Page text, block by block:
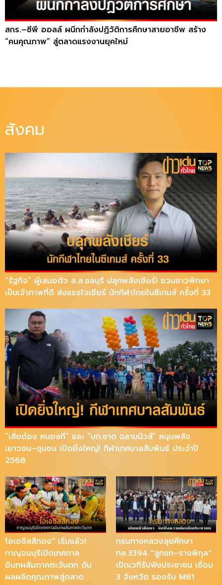
สกร.–ซีพี ออลล์ ผนึกกำลังปฏิวัติการศึกษาสายอาชีพ สร้าง
“คนคุณภาพ” สู่ตลาดแรงงานยุคใหม่
สังคม
“รัฐกิจ” ผู้เสนอตัว ส.ส.ชลบุรี ปลุกพลังเชียร์! ชวนชาวพัทยา
เป็นเจ้าภาพที่ดี ส่งแรงใจเชียร์ นักกีฬาไทยในซีเกมส์ ครั้งที่ 33
“เสี่ยต๋อง หนองกี่” และ “บก.ชาต ฉลามนิวส์” หนุนพลัง
เยาวชน–ชุมชน เปิดยิ่งใหญ่! กีฬาเทศบาลสัมพันธ์ ประจำปี
2568
โอเอซิสสีทอง" เริ่มแล้ว!
กาญจนบุรีเปิดเทศกาล
อินทผลัมภาคตะวันตก ดัน
ผลผลิตคุณภาพสู่ตลาด
กรมทางหลวงลุยศึกษา
ทล.3394 "ลูกแก–รางพิกุล"
เปิดเวทีรับฟังประชาชน เชื่อม
3 จังหวัด รองรับ M81